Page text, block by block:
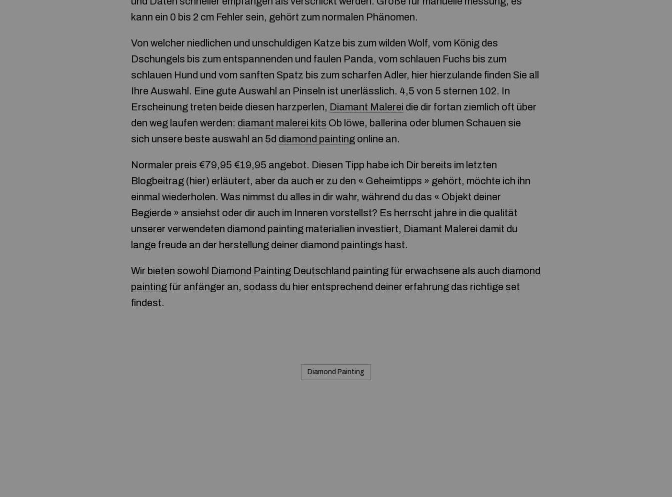
kann ein 0 bis 2 cm Fehler sein, gehört zum normalen Phänomen.
Von welcher niedlichen und unschuldigen Katze bis zum wilden Wolf, vom König des
Dschungels bis zum entspannenden und faulen Panda, vom schlauen Fuchs bis zum
schlauen Hund und vom sanften Spatz bis zum scharfen Adler, hier hierzulande finden Sie all
Ihre Auswahl. Eine gute Auswahl an Pinseln ist unerlässlich. 4,5 von 5 sternen 102. In
Erscheinung treten beide diesen harzperlen, Diamant Malerei die dir fortan ziemlich oft über
den weg laufen werden: diamant malerei kits Ob löwe, ballerina oder blumen Schauen sie
sich unsere beste auswahl an 5d diamond painting online an.
Normaler preis €79,95 €19,95 angebot. Diesen Tipp habe ich Dir bereits im letzten
Blogbeitrag (hier) erläutert, aber da auch er zu den « Geheimtipps » gehört, möchte ich ihn
einmal wiederholen. Was nimmst du alles in dir wahr, während du das « Objekt deiner
Begierde » ansiehst oder dir auch im Inneren vorstellst? Es herrscht jahre in die qualität
unserer verwendeten diamond painting materialien investiert, Diamant Malerei damit du
lange freude an der herstellung deiner diamond paintings hast.
Wir bieten sowohl Diamond Painting Deutschland painting für erwachsene als auch diamond
painting für anfänger an, sodass du hier entsprechend deiner erfahrung das richtige set
findest.
Diamond Painting